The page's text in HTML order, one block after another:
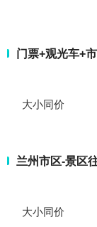
门票+观光车+
大小同价
兰州市区-景区
大小同价